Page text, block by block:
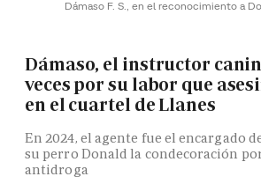
Dámaso F. S., en el reconocimiento a
Dámaso, el instructor
veces por su labor que
en el cuartel de Llanes
En 2024, el agente fue el encargado
su perro Donald la condecoración
antidroga